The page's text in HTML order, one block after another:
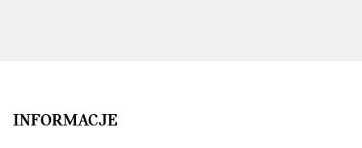
INFORMACJE